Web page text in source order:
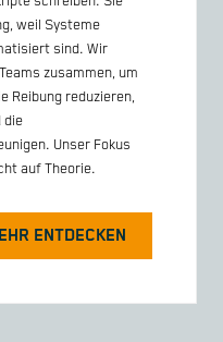
weil Systeme
sind. Wir
zusammen, um
Reibung reduzieren,
die
Unser Fokus
auf Theorie.
ENTDECKEN